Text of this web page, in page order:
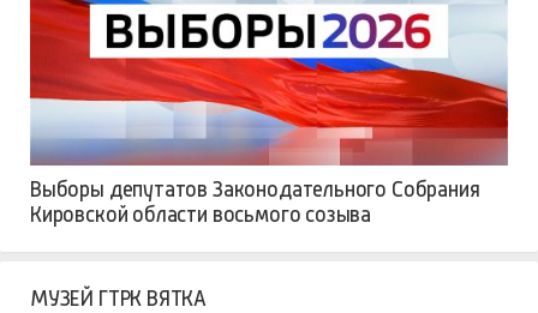
Выборы депутатов Законодательного Собрания
Кировской области восьмого созыва
МУЗЕЙ ГТРК ВЯТКА